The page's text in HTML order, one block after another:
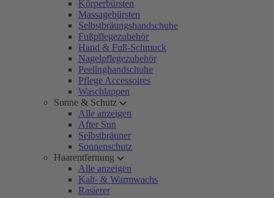
Körperbürsten
Massagebürsten
Selbstbräungshandschuhe
Fußpflegezubehör
Hand & Fuß-Schmuck
Nagelpflegezubehör
Peelinghandschuhe
Pflege Accessoires
Waschlappen
Sonne & Schutz
Alle anzeigen
After Sun
Selbstbräuner
Sonnenschutz
Haarentfernung
Alle anzeigen
Kalt- & Warmwachs
Rasierer